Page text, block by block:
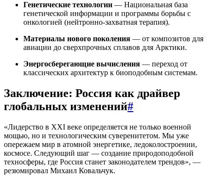
Генетические технологии — Национальная база
генетической информации и программы борьбы с
онкологией (нейтронно-захватная терапия).
Материалы нового поколения — от композитов для
авиации до сверхпрочных сплавов для Арктики.
Энергосберегающие вычисления — переход от
классических архитектур к биоподобным системам.
Заключение: Россия как драйвер
глобальных изменений#
«Лидерство в XXI веке определяется не только военной
мощью, но и технологическим суверенитетом. Мы уже
опережаем мир в атомной энергетике, ледоколостроении,
космосе. Следующий шаг — создание природоподобной
техносферы, где Россия станет законодателем трендов», —
резюмировал Михаил Ковальчук.